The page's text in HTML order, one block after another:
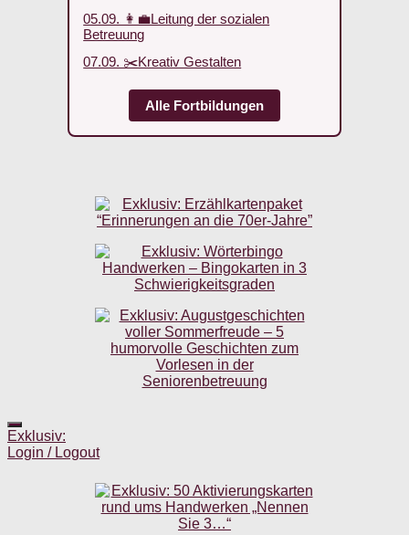
05.09. 👩‍💼Leitung der sozialen
Betreuung
07.09. ✂️Kreativ Gestalten
Alle Fortbildungen
Exklusiv:
Login / Logout